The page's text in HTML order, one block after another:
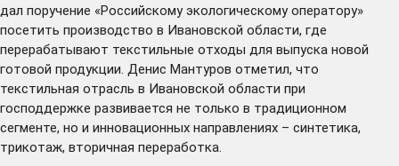
дал поручение «Российскому экологическому оператору»
посетить производство в Ивановской области, где
перерабатывают текстильные отходы для выпуска новой
готовой продукции. Денис Мантуров отметил, что
текстильная отрасль в Ивановской области при
господдержке развивается не только в традиционном
сегменте, но и инновационных направлениях – синтетика,
трикотаж, вторичная переработка.